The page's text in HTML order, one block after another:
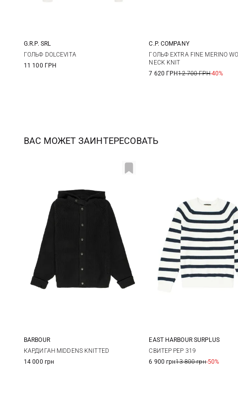
3 4
G.R.P. SRL
ГОЛЬФ DOLCEVITA
11 100 ГРН
M L XL
C.P. COMPANY
ГОЛЬФ EXTRA FINE MERINO
NECK KNIT
7 620 ГРН12 700 ГРН-40%
ВАС МОЖЕТ ЗАИНТЕРЕСОВАТЬ
XS S M
BARBOUR
КАРДИГАН MIDDENS KNITTED
14 000 грн
M L
EAST HARBOUR SURPLUS
СВИТЕР PEP 319
6 900 грн13 800 грн-50%